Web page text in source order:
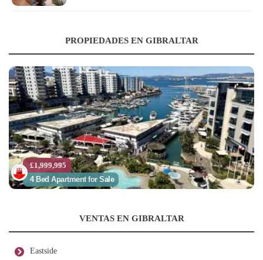
PROPIEDADES EN GIBRALTAR
£1,999,995
4 Bed Apartment for Sale
VENTAS EN GIBRALTAR
Eastside